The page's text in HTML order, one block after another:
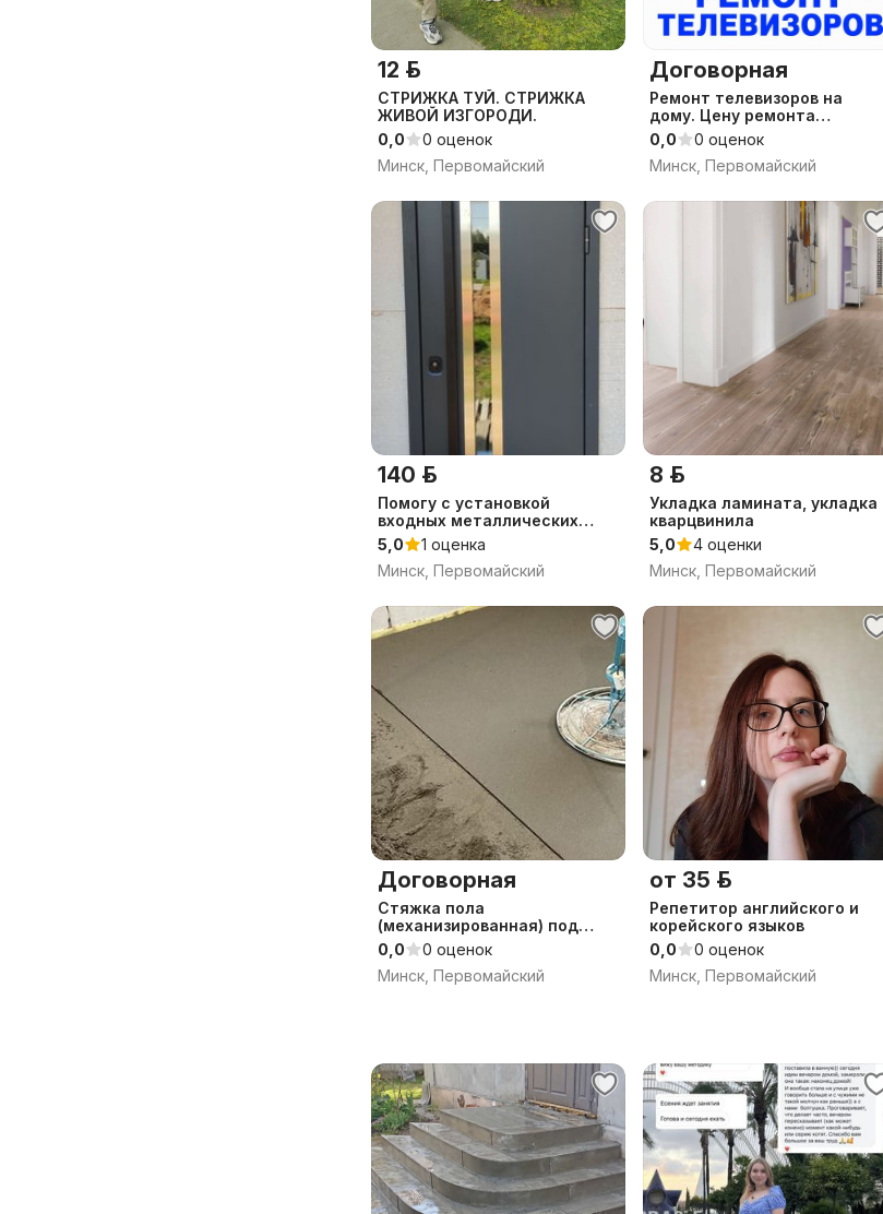
12 р.
СТРИЖКА ТУЙ. СТРИЖКА
ЖИВОЙ ИЗГОРОДИ.
0,0
0 оценок
Минск, Первомайский
Договорная
Ремонт телевизоров на
дому. Цену ремонта
называем по телефону.
Ремонт/замена подсветки на
дому.
0,0
0 оценок
Минск, Первомайский
140 р.
Помогу с установкой
входных металлических
дверей
5,0
1 оценка
Минск, Первомайский
8 р.
Укладка ламината, укладка
кварцвинила
5,0
4 оценки
Минск, Первомайский
Договорная
Стяжка пола
(механизированная) под
Ключ
0,0
0 оценок
Минск, Первомайский
от 35 р.
Репетитор английского и
корейского языков
0,0
0 оценок
Минск, Первомайский